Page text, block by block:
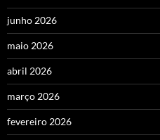
junho 2026
maio 2026
abril 2026
março 2026
fevereiro 2026